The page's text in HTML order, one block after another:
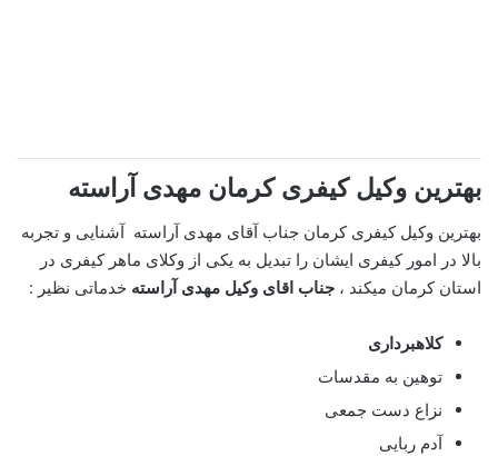
بهترین وکیل کیفری کرمان مهدی آراسته
بهترین وکیل کیفری کرمان جناب آقای مهدی آراسته آشنایی و تجربه
بالا در امور کیفری ایشان را تبدیل به یکی از وکلای ماهر کیفری در
استان کرمان میکند ، جناب اقای وکیل مهدی آراسته خدماتی نظیر :
کلاهبرداری
توهین به مقدسات
نزاع دست جمعی
آدم ربایی